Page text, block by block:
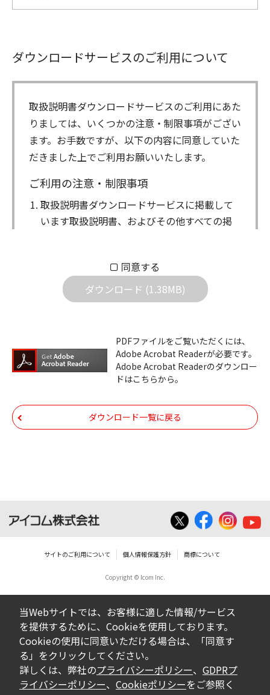
ダウンロードサービスのご利用について
取扱説明書ダウンロードサービスのご利用にあた
りましては、いくつかの注意・制限事項がござい
ます。お手数ですが、以下の内容に同意していた
だきました上でご利用お願いいたします。
ご利用の注意・制限事項
取扱説明書ダウンロードサービスに掲載して
います取扱説明書、およびその他すべての掲
属します。ダウンロードした取扱説明書は、
個人が本来の目的でご使用されることは可能
ですが、権利者の許諾を得ることなく、以下
ダウンロードした取扱説明書は、複製、賃
貸、改変、公衆送信、または公衆送信可能
化することはできません。
いは無償を問わず、第三者に譲渡あるいは
使用させる事ができません。
ダウンロードした取扱説明書等に使用され
の転用は一切出来ません。
ダウンロードした取扱説明書およびその他す
べての掲載物の変更は一切行わないでくださ
い。お客様による内容の変更により、何らか
の欠陥が生じたとしても、弊社では一切の保
証をいたしません。また、内容の変更の結
果、万一お客様に損害が生じたとしても、弊
社及び販売店等は一切の責任を負いません。
同意する
ダウンロード (1.38MB)
PDFファイルをご覧いただくには、
Adobe Acrobat Readerが必要です。
Adobe Acrobat Readerのダウンロー
ドはこちらから。
ダウンロード一覧に戻る
サイトのご利用について 個人情報保護方針 商標について
Copyright © Icom Inc.
当Webサイトでは、お客様に適した情報/サービス
を提供するために、Cookieを使用しております。
Cookieの使用に同意いただける場合は、「同意す
る」をクリックしてください。
詳しくは、弊社のプライバシーポリシー、 GDPRプ
ライバシーポリシー、 Cookieポリシーをご参照く